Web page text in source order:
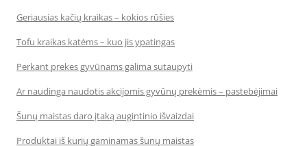
Geriausias kačių kraikas – kokios rūšies
Tofu kraikas katėms – kuo jis ypatingas
Perkant prekes gyvūnams galima sutaupyti
Ar naudinga naudotis akcijomis gyvūnų prekėmis – pastebėjimai
Šunų maistas daro įtaką augintinio išvaizdai
Produktai iš kurių gaminamas šunų maistas